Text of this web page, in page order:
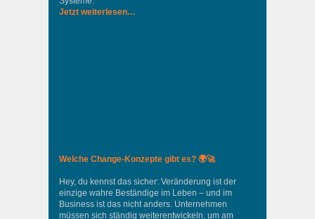
Jetzt weiterlesen…
Welche Change-Konzepte gibt es? 🌍🚀
Hey, du kennst das sicher: Veränderung ist der
einzige wahre Beständige im Leben – und im
Business ist das nicht anders. Unternehmen
müssen sich ständig weiterentwickeln, um am